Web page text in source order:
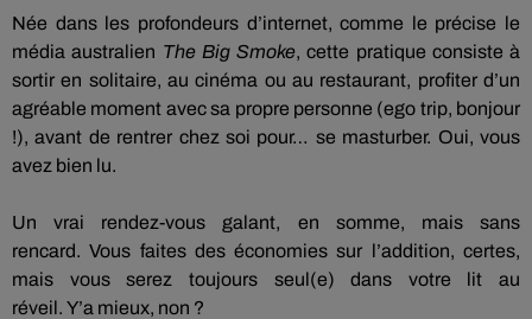
Née dans les profondeurs d’internet, comme le précise le
média australien The Big Smoke, cette pratique consiste à
sortir en solitaire, au cinéma ou au restaurant, profiter d’un
agréable moment avec sa propre personne (ego trip, bonjour
!), avant de rentrer chez soi pour… se masturber. Oui, vous
avez bien lu.
Un vrai rendez-vous galant, en somme, mais sans
rencard. Vous faites des économies sur l’addition, certes,
mais vous serez toujours seul(e)
dans votre lit au
réveil. Y’a mieux, non ?